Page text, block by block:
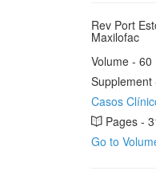
Rev Port
Maxilofac
Volume - 60
Supplement
Casos
Pages -
Go to